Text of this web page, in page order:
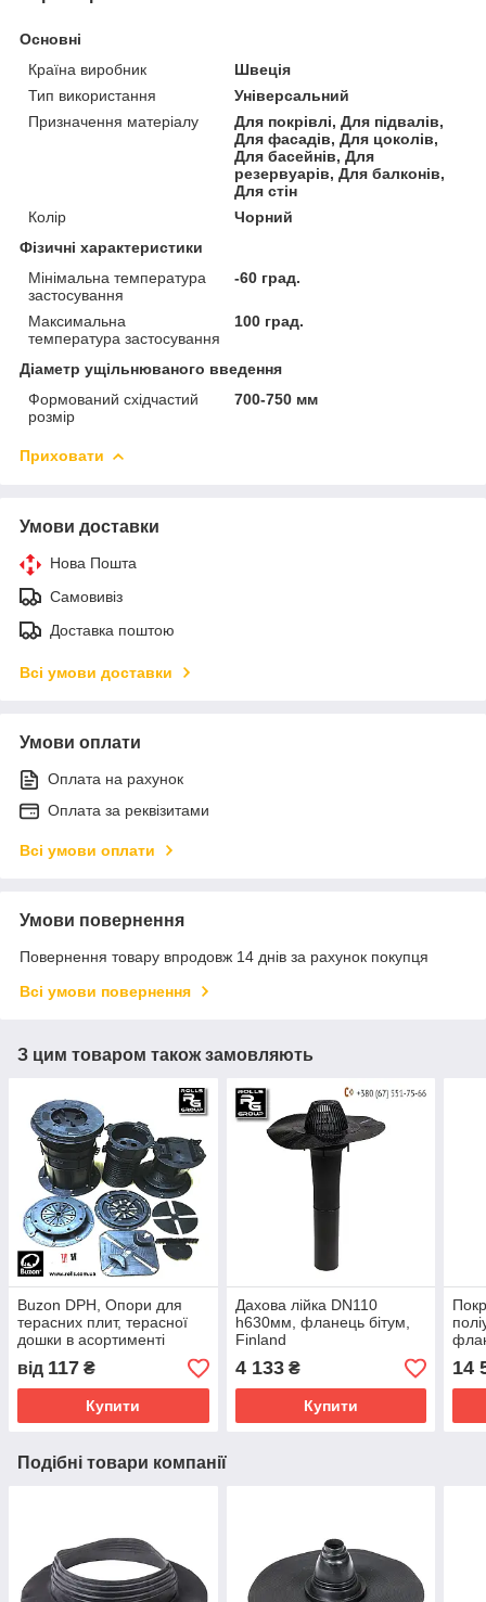
Основні
Країна виробник
Швеція
Тип використання
Універсальний
Призначення матеріалу
Для покрівлі, Для підвалів,
Для фасадів, Для цоколів,
Для басейнів, Для
резервуарів, Для балконів,
Для стін
Колір
Чорний
Фізичні характеристики
Мінімальна температура
застосування
-60 град.
Максимальна
температура застосування
100 град.
Діаметр ущільнюваного введення
Формований східчастий
розмір
700-750 мм
Приховати
Умови доставки
Нова Пошта
Самовивіз
Доставка поштою
Всі умови доставки
Умови оплати
Оплата на рахунок
Оплата за реквізитами
Всі умови оплати
Умови повернення
Повернення товару впродовж 14 днів за рахунок покупця
Всі умови повернення
З цим товаром також замовляють
Buzon DPH, Опори для
терасних плит, терасної
дошки в асортименті
від 117 ₴
Купити
Дахова лійка DN110
h630мм, фланець бітум,
Finland
4 133₴
Купити
14
Подібні товари компанії